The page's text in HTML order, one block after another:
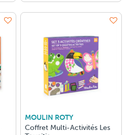
MOULIN ROTY
Coffret Multi-Activités Les